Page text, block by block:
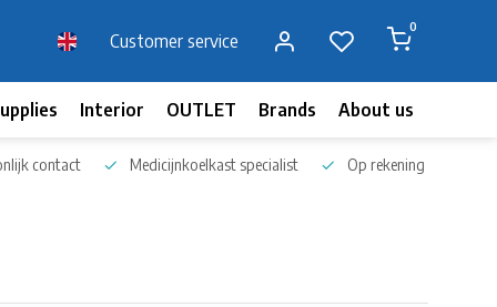
Customer service
0
Interior OUTLET Brands About us
contact Medicijnkoelkast specialist Op rekening bestellen